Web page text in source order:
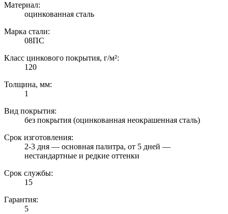
Материал:
оцинкованная сталь
Марка стали:
08ПС
Класс цинкового покрытия, г/м²:
120
Толщина, мм:
1
Вид покрытия:
без покрытия (оцинкованная неокрашенная сталь)
Срок изготовления:
2-3 дня — основная палитра, от 5 дней —
нестандартные и редкие оттенки
Срок службы:
15
Гарантия:
5